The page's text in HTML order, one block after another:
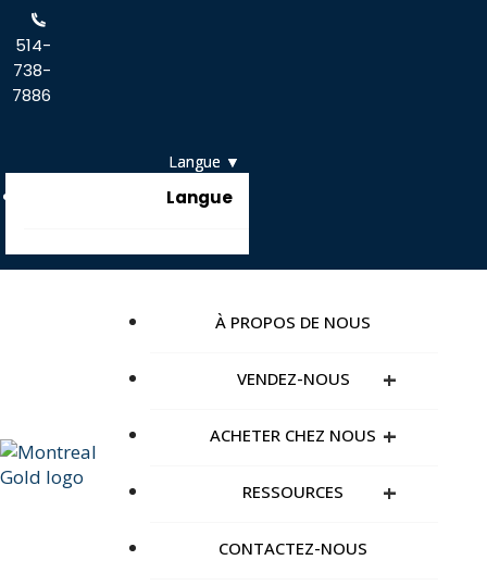
514-
738-
7886
Langue
À PROPOS DE NOUS
VENDEZ-NOUS +
ACHETER CHEZ NOUS +
RESSOURCES +
CONTACTEZ-NOUS